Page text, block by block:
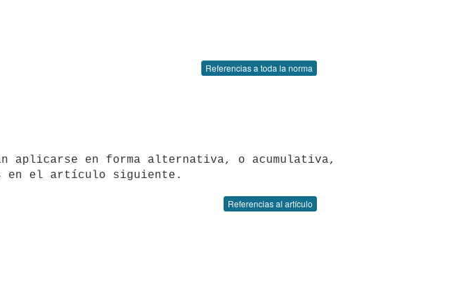
Referencias a toda la norma
Referencias al artículo